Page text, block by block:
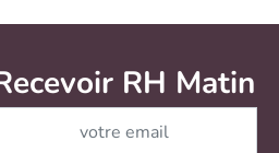
RH Matin